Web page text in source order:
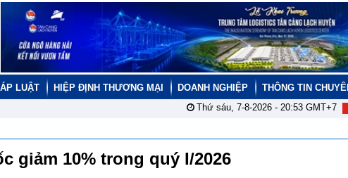
LUẬT HIỆP ĐỊNH THƯƠNG MẠI DOANH NGHIỆP THÔNG TIN
Thứ sáu, 7-8-2026 - 20:53GMT+7
giảm 10% trong quý I/2026